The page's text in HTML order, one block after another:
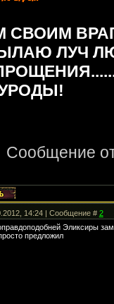
СВОИМ
ЛУЧ
Сообщение
14:24 | Сообщение #2
Эликсиры
предложил